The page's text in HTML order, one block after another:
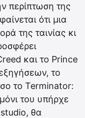
περίπτωση της
ότι μια
της ταινίας κι
και το Prince
το
το Terminator:
του υπήρχε
θα